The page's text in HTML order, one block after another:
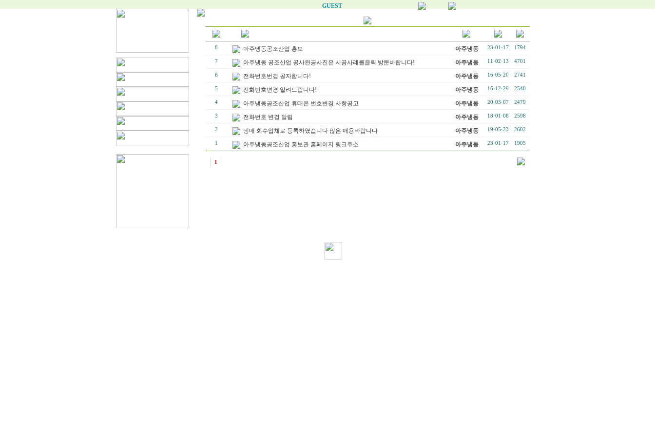
GUEST
8 아주냉동공조산업 홍보 아주냉동 23·01·17 1794
7 아주냉동 공조산업 공사완공사진은 시공사례를클릭 방문바랍니다! 아주냉동 11·02·13 4701
6 전화번호번경 공자합니다! 아주냉동 16·05·20 2741
5 전화번호변경 알려드립니다! 아주냉동 16·12·29 2540
4 아주냉동공조산업 휴대폰 번호변경 사항공고 아주냉동 20·03·07 2479
3 전화번호 변경 알림 아주냉동 18·01·08 2598
2 냉매 회수업체로 등록하였습니다 많은 애용바랍니다 아주냉동 19·05·23 2602
1 아주냉동공조산업 홍보관 홈페이지 링크주소 아주냉동 23·01·17 1905
1